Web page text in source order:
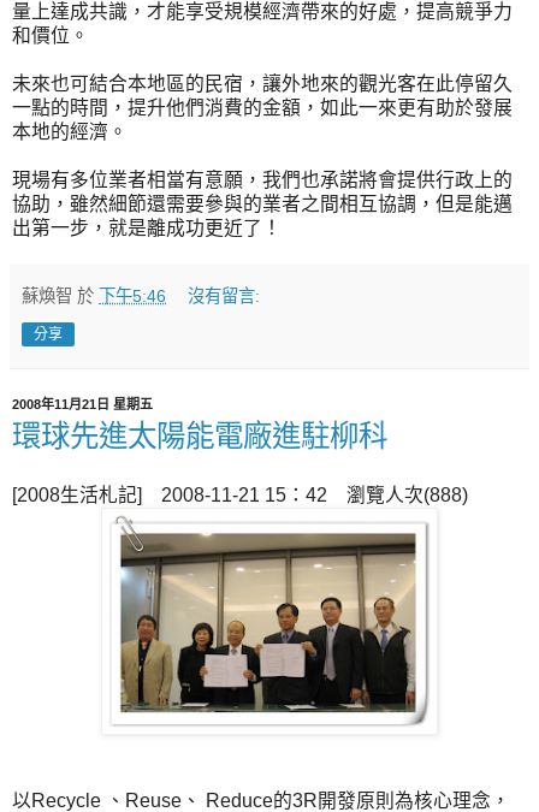
量上達成共識，才能享受規模經濟帶來的好處，提高競爭力
和價位。
未來也可結合本地區的民宿，讓外地來的觀光客在此停留久
一點的時間，提升他們消費的金額，如此一來更有助於發展
本地的經濟。
現場有多位業者相當有意願，我們也承諾將會提供行政上的
協助，雖然細節還需要參與的業者之間相互協調，但是能邁
出第一步，就是離成功更近了！
蘇煥智 於 下午5:46 沒有留言:
分享
2008年11月21日 星期五
環球先進太陽能電廠進駐柳科
[2008生活札記] 2008-11-21 15：42 瀏覽人次(888)
以Recycle 、Reuse、 Reduce的3R開發原則為核心理念，